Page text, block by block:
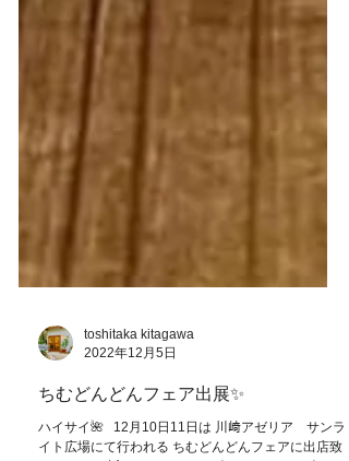
toshitaka kitagawa
2022年12月5日